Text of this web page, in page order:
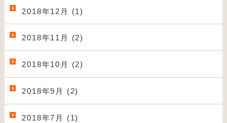
2018年12月 (1)
2018年11月 (2)
2018年10月 (2)
2018年9月 (2)
2018年7月 (1)